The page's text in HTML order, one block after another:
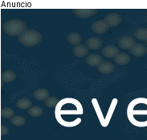
Anuncio